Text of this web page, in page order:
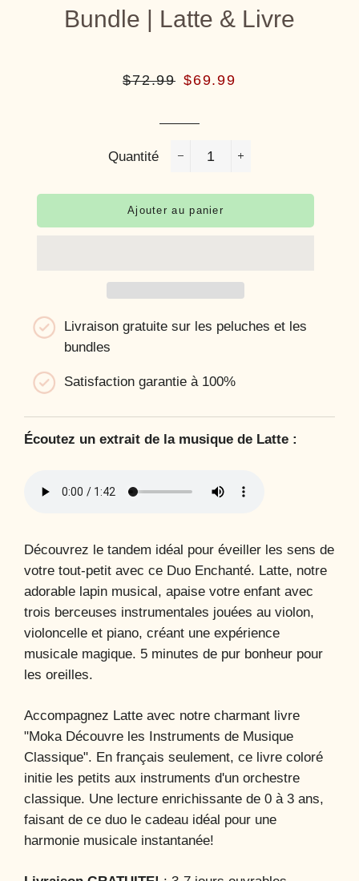
Bundle | Latte & Livre
Prix
$72.99 Prix
$69.99
Quantité
Ajouter au panier
Livraison gratuite sur les peluches et les
bundles
Satisfaction garantie à 100%
Écoutez un extrait de la musique de Latte :
Découvrez le tandem idéal pour éveiller les sens de
votre tout-petit avec ce Duo Enchanté. Latte, notre
adorable lapin musical, apaise votre enfant avec
trois berceuses instrumentales jouées au violon,
violoncelle et piano, créant une expérience
musicale magique. 5 minutes de pur bonheur pour
les oreilles.
Accompagnez Latte avec notre charmant livre
"Moka Découvre les Instruments de Musique
Classique". En français seulement, ce livre coloré
initie les petits aux instruments d'un orchestre
classique. Une lecture enrichissante de 0 à 3 ans,
faisant de ce duo le cadeau idéal pour une
harmonie musicale instantanée!